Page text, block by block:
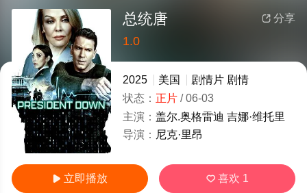
 分享
总统唐
1.0
很差
较差还行推荐力荐
2025 美国 剧情片 剧情
状态： 正片/06-03
主演： 盖尔.奥格雷迪 吉娜·维托里
导演： 尼克·里昂
 立即播放 喜欢 1